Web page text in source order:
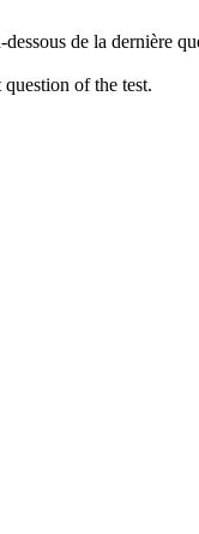
de la dernière
of the test.